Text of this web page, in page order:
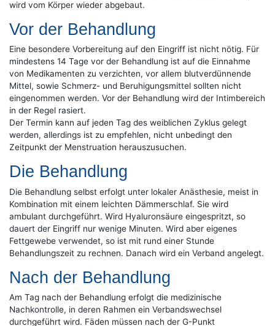
wird vom Körper wieder abgebaut.
Vor der Behandlung
Eine besondere Vorbereitung auf den Eingriff ist nicht nötig. Für
mindestens 14 Tage vor der Behandlung ist auf die Einnahme
von Medikamenten zu verzichten, vor allem blutverdünnende
Mittel, sowie Schmerz- und Beruhigungsmittel sollten nicht
eingenommen werden. Vor der Behandlung wird der Intimbereich
in der Regel rasiert.
Der Termin kann auf jeden Tag des weiblichen Zyklus gelegt
werden, allerdings ist zu empfehlen, nicht unbedingt den
Zeitpunkt der Menstruation herauszusuchen.
Die Behandlung
Die Behandlung selbst erfolgt unter lokaler Anästhesie, meist in
Kombination mit einem leichten Dämmerschlaf. Sie wird
ambulant durchgeführt. Wird Hyaluronsäure eingespritzt, so
dauert der Eingriff nur wenige Minuten. Wird aber eigenes
Fettgewebe verwendet, so ist mit rund einer Stunde
Behandlungszeit zu rechnen. Danach wird ein Verband angelegt.
Nach der Behandlung
Am Tag nach der Behandlung erfolgt die medizinische
Nachkontrolle, in deren Rahmen ein Verbandswechsel
durchgeführt wird. Fäden müssen nach der G-Punkt